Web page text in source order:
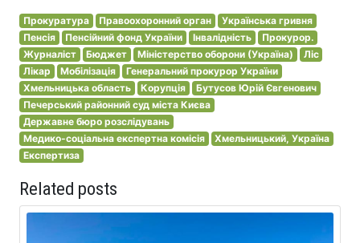
Прокуратура Правоохоронний орган
Українська гривня
Пенсія
Пенсійний фонд України Інвалідність
Прокурор.
Журналіст
Бюджет Міністерство оборони (Україна)
Ліс
Лікар
Мобілізація
Генеральний прокурор України
Хмельницька область
Корупція
Бутусов Юрій Євгенович
Печерський районний суд міста Києва
Державне бюро розслідувань
Медико-соціальна експертна комісія
Хмельницький, Україна
Експертиза
Related posts